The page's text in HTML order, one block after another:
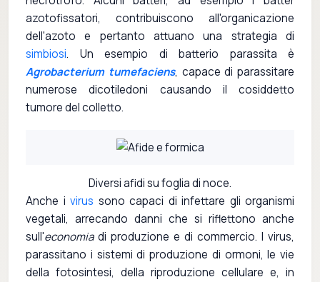
azotofissatori, contribuiscono all'organicazione
dell'azoto e pertanto attuano una strategia di
simbiosi. Un esempio di batterio parassita è
Agrobacterium tumefaciens, capace di parassitare
numerose dicotiledoni causando il cosiddetto
tumore del colletto.
Diversi afidi su foglia di noce.
Anche i virus sono capaci di infettare gli organismi
vegetali, arrecando danni che si riflettono anche
sull'economiadi produzione e di commercio. I virus,
parassitano i sistemi di produzione di ormoni, le vie
della fotosintesi, della riproduzione cellulare e, in